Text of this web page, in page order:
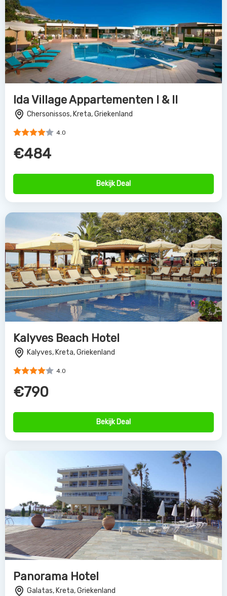
Ida Village Appartementen I & II
Chersonissos, Kreta, Griekenland
4.0
€484
Bekijk Deal
Kalyves Beach Hotel
Kalyves, Kreta, Griekenland
4.0
€790
Bekijk Deal
Panorama Hotel
Galatas, Kreta, Griekenland